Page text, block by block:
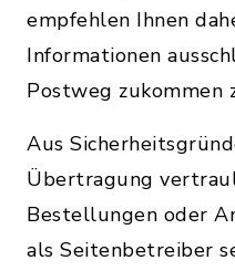
empfehlen Ihnen
Informationen
Postweg zukommen
Aus
Übertragung
Bestellungen oder
als Seitenbetreiber